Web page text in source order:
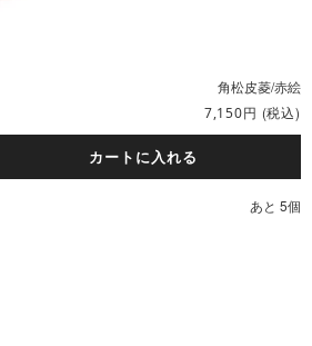
角松皮菱/赤絵
7,150円 (税込)
カートに入れる
あと 5個